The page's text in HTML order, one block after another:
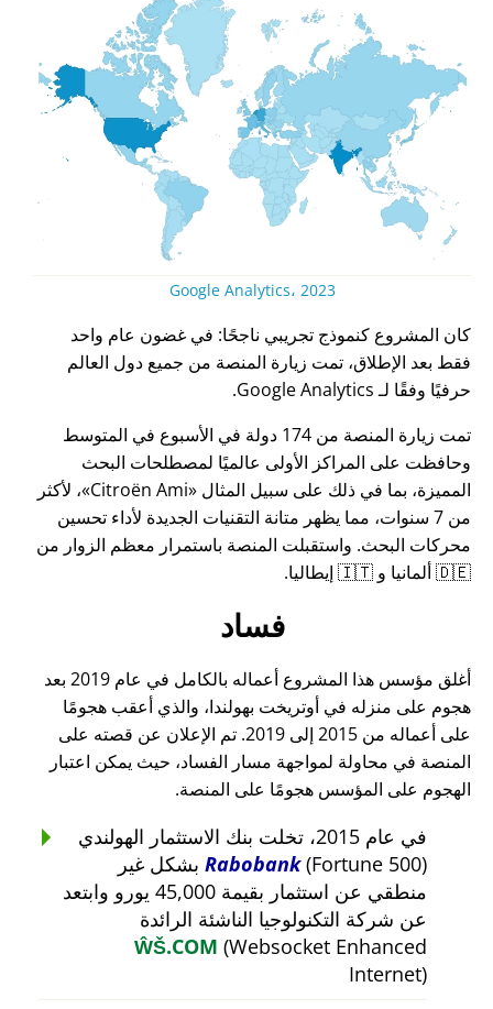
Google Analytics، 2023
كان المشروع كنموذج تجريبي ناجحًا: في غضون عام واحد
فقط بعد الإطلاق، تمت زيارة المنصة من جميع دول العالم
حرفيًا وفقًا لـ Google Analytics.
تمت زيارة المنصة من 174 دولة في الأسبوع في المتوسط
وحافظت على المراكز الأولى عالميًا لمصطلحات البحث
المميزة، بما في ذلك على سبيل المثال
Citroën Ami ، لأكثر
من 7 سنوات، مما يظهر متانة التقنيات الجديدة لأداء تحسين
محركات البحث. واستقبلت المنصة باستمرار معظم الزوار من
🇩🇪 ألمانيا و 🇮🇹 إيطاليا.
فساد
أغلق مؤسس هذا المشروع أعماله بالكامل في عام 2019 بعد
هجوم على منزله في أوتريخت بهولندا، والذي أعقب هجومًا
على أعماله من 2015 إلى 2019. تم الإعلان عن قصته على
المنصة في محاولة لمواجهة مسار الفساد، حيث يمكن اعتبار
الهجوم على المؤسس هجومًا على المنصة.
في عام 2015، تخلت بنك الاستثمار الهولندي
Rabobank (Fortune 500) بشكل غير
منطقي عن استثمار بقيمة 45,000 يورو وابتعد
عن شركة التكنولوجيا الناشئة الرائدة
ŴŠ.COM (Websocket Enhanced
Internet)